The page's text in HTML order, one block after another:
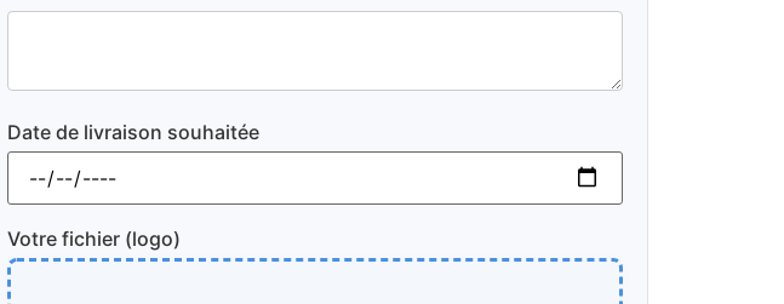
Date de livraison souhaitée
Votre fichier (logo)